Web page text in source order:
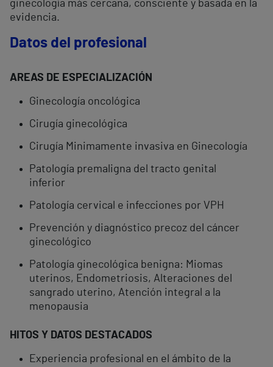
ginecología más cercana, consciente y basada en la
evidencia.
Datos del profesional
AREAS DE ESPECIALIZACIÓN
Ginecología oncológica
Cirugía ginecológica
Cirugía Minimamente invasiva en Ginecología
Patología premaligna del tracto genital
inferior
Patología cervical e infecciones por VPH
Prevención y diagnóstico precoz del cáncer
ginecológico
Patología ginecológica benigna: Miomas
uterinos, Endometriosis, Alteraciones del
sangrado uterino, Atención integral a la
menopausia
HITOS Y DATOS DESTACADOS
Experiencia profesional en el ámbito de la